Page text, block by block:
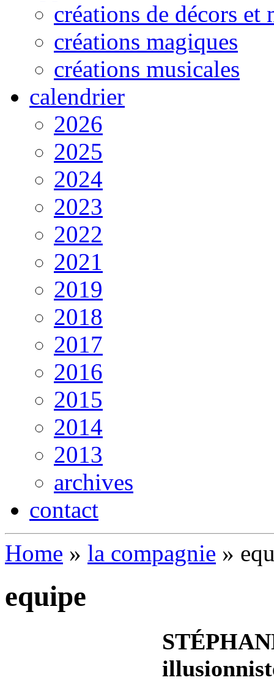
créations de décors et
créations magiques
créations musicales
calendrier
2026
2025
2024
2023
2022
2021
2019
2018
2017
2016
2015
2014
2013
archives
contact
Home » la compagnie »
equipe